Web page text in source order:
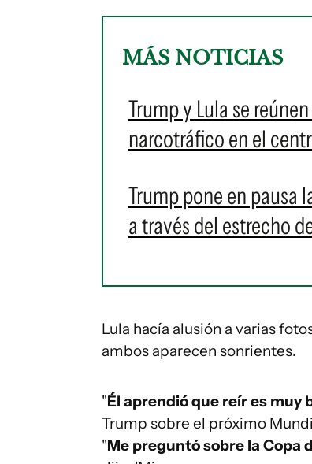
MÁS NOTICIAS
Trump y Lula se
narcotráfico en el
Trump pone en pausa
a través del estrecho
Lula hacía alusión a varias
ambos aparecen sonrientes.
"Él aprendió que reír es muy
Trump sobre el próximo
"Me preguntó sobre la Copa